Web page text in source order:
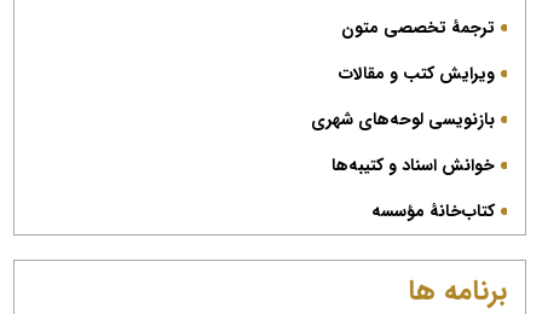
ترجمۀ تخصصی متون
ویرایش کتب و مقالات
بازنویسی لوحه‌های شهری
خوانش اسناد و کتیبه‌ها
کتاب‌خانۀ مؤسسه
برنامه ها